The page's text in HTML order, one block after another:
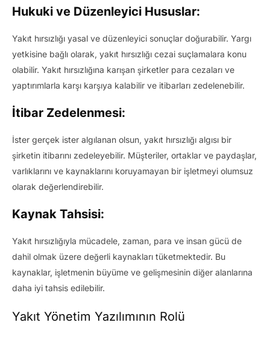
Hukuki ve Düzenleyici Hususlar:
Yakıt hırsızlığı yasal ve düzenleyici sonuçlar doğurabilir. Yargı
yetkisine bağlı olarak, yakıt hırsızlığı cezai suçlamalara konu
olabilir. Yakıt hırsızlığına karışan şirketler para cezaları ve
yaptırımlarla karşı karşıya kalabilir ve itibarları zedelenebilir.
İtibar Zedelenmesi:
İster gerçek ister algılanan olsun, yakıt hırsızlığı algısı bir
şirketin itibarını zedeleyebilir. Müşteriler, ortaklar ve paydaşlar,
varlıklarını ve kaynaklarını koruyamayan bir işletmeyi olumsuz
olarak değerlendirebilir.
Kaynak Tahsisi:
Yakıt hırsızlığıyla mücadele, zaman, para ve insan gücü de
dahil olmak üzere değerli kaynakları tüketmektedir. Bu
kaynaklar, işletmenin büyüme ve gelişmesinin diğer alanlarına
daha iyi tahsis edilebilir.
Yakıt Yönetim Yazılımının Rolü